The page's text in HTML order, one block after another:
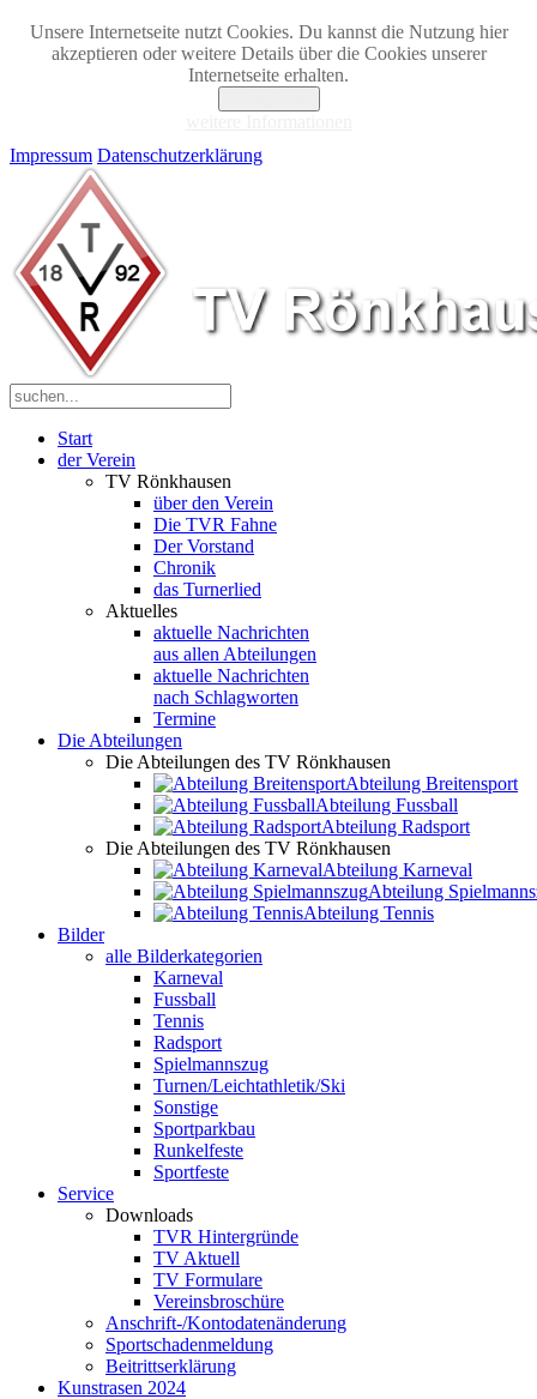
Unsere Internetseite nutzt Cookies. Du kannst die Nutzung hier
akzeptieren oder weitere Details über die Cookies unserer
Internetseite erhalten.
Impressum Datenschutzerklärung
Start
der Verein
TV Rönkhausen
über den Verein
Die TVR Fahne
Der Vorstand
Chronik
das Turnerlied
Aktuelles
aktuelle Nachrichten
aus allen Abteilungen
aktuelle Nachrichten
nach Schlagworten
Termine
Die Abteilungen
Die Abteilungen des TV Rönkhausen
Abteilung Breitensport
Abteilung Fussball
Abteilung Radsport
Die Abteilungen des TV Rönkhausen
Abteilung Karneval
Abteilung
Abteilung Tennis
Bilder
alle Bilderkategorien
Karneval
Fussball
Tennis
Radsport
Spielmannszug
Turnen/Leichtathletik/Ski
Sonstige
Sportparkbau
Runkelfeste
Sportfeste
Service
Downloads
TVR Hintergründe
TV Aktuell
TV Formulare
Vereinsbroschüre
Anschrift-/Kontodatenänderung
Sportschadenmeldung
Beitrittserklärung
Kunstrasen 2024